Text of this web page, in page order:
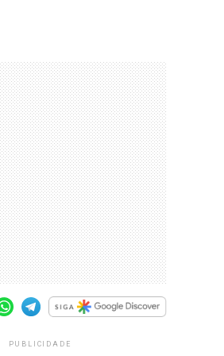
PUBLICIDADE